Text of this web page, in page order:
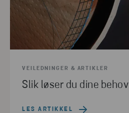
VEILEDNINGER & ARTIKLER
Slik løser du dine behov
LES ARTIKKEL